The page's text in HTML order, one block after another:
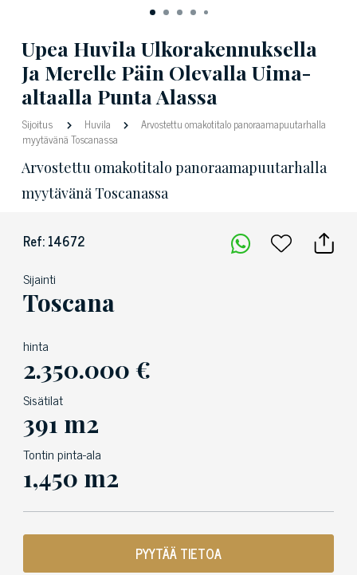
Upea Huvila Ulkorakennuksella
Ja Merelle Päin Olevalla Uima-
altaalla Punta Alassa
Sijoitus Huvila
Arvostettu omakotitalo panoraamapuutarhalla
myytävänä Toscanassa
Arvostettu omakotitalo panoraamapuutarhalla
myytävänä Toscanassa
Ref: 14672
Sijainti
Toscana
hinta
2.350.000 €
Sisätilat
391 m2
Tontin pinta-ala
1,450 m2
PYYTÄÄ TIETOA